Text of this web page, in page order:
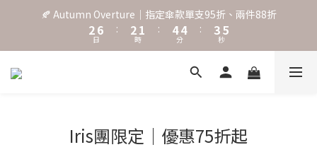
˖⋆꙳𝜗𝜚꙳. Shefa 沃野棕4款 全新上市˖⋆꙳𝜗𝜚꙳
🍂 Autumn Overture｜指定傘款單支95折、兩件88折
3
2
1
7
6
5
日
:
3
2
1
2
1
0
時
:
5
4
3
5
4
3
分
:
4
3
2
0
6
5
4
2
秒
‧⁺ ⊹˚. 台灣地區任選兩支傘免運 ⁺ ⊹˚.
˖⋆꙳𝜗𝜚꙳. Shefa 沃野棕4款 全新上市˖⋆꙳𝜗𝜚꙳
Iris團限定｜優惠75折起